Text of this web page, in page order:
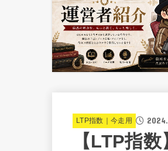
LTP指数｜今走用
【LTP指